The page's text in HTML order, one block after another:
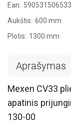
Ean:
Aukštis: 600 mm
Plotis: 1300 mm
Aprašymas
Mexen CV33
apatinis
130-00